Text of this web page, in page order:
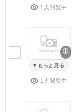
1人閲覧中
もっと見る
1人閲覧中